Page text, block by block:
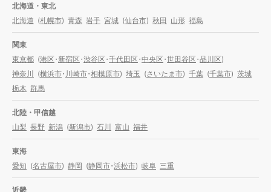
北海道・東北
北海道 (札幌市) 青森 岩手 宮城 (仙台市) 秋田 山形 福島
関東
東京都 (港区・新宿区・渋谷区・千代田区・中央区・世田谷区・品川区)
神奈川 (横浜市・川崎市・相模原市) 埼玉 (さいたま市) 千葉 (千葉市) 茨城
栃木 群馬
北陸・甲信越
山梨 長野 新潟 (新潟市) 石川 富山 福井
東海
愛知 (名古屋市) 静岡 (静岡市・浜松市) 岐阜 三重
近畿